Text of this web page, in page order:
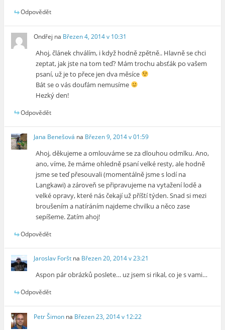
Odpovědět
Ondřej na Březen 4, 2014 v 10:31
Ahoj, článek chválím, i když hodně zpětně.. Hlavně se chci
zeptat, jak jste na tom teď? Mám trochu absťák po vašem
psaní, už je to přece jen dva měsíce
Bát se o vás doufám nemusíme
Hezký den!
Odpovědět
Jana Benešová na Březen 9, 2014 v 01:59
Ahoj, děkujeme a omlouváme se za dlouhou odmlku. Ano,
ano, víme, že máme ohledně psaní velké resty, ale hodně
jsme se teď přesouvali (momentálně jsme s lodí na
Langkawi) a zároveň se připravujeme na vytažení lodě a
velké opravy, které nás čekají už příští týden. Snad si mezi
broušením a natíráním najdeme chvilku a něco zase
sepíšeme. Zatím ahoj!
Odpovědět
Jaroslav Foršt na Březen 20, 2014 v 23:21
Aspon pár obrázků poslete… uz jsem si rikal, co je s vami…
Odpovědět
Petr Šimon na Březen 23, 2014 v 12:22